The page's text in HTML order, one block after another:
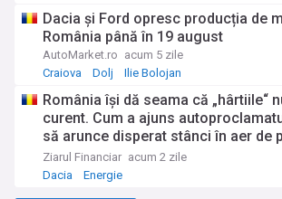
Dacia și Ford opresc producția de
România până în 19 august
AutoMarket.ro acum 5 zile
Craiova
Dolj Ilie Bolojan
România îşi dă seama că „hârtiile“
curent. Cum a ajuns
să arunce disperat stânci în aer de
laude Dacia că închide fabrica în
pentru a nu stinge complet becul?
Ziarul Financiar acum 2 zile
Dacia
Energie